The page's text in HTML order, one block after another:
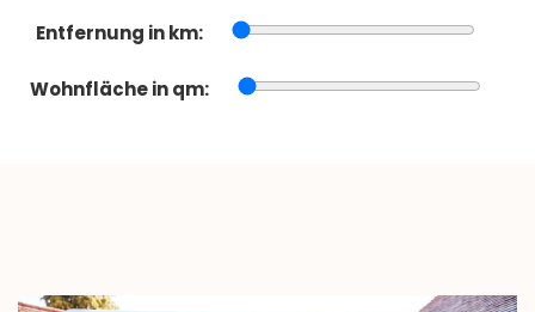
Entfernung in km:
Wohnfläche in qm: